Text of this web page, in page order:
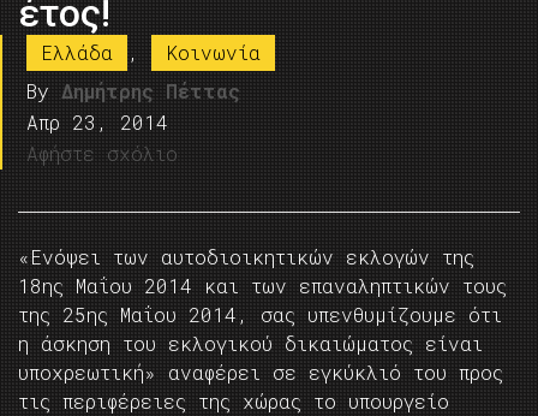
έτος!
Ελλάδα ,
Κοινωνία
By Δημήτρης Πέττας
Απρ 23, 2014
Αφήστε σχόλιο
«Ενόψει των αυτοδιοικητικών εκλογών της
18ης Μαΐου 2014 και των επαναληπτικών τους
της 25ης Μαΐου 2014, σας υπενθυμίζουμε ότι
η άσκηση του εκλογικού δικαιώματος είναι
υποχρεωτική» αναφέρει σε εγκύκλιό του προς
τις περιφέρειες της χώρας το υπουργείο